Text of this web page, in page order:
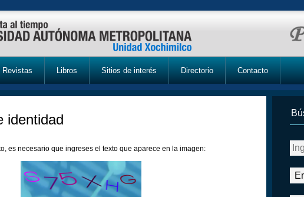
Revistas Libros Sitios de interés Directorio Contacto
identidad
es necesario que ingreses el texto que aparece en la imagen: